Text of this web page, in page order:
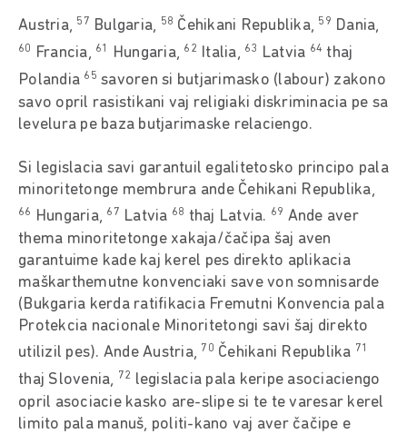
Austria, 57 Bulgaria, 58 Čehikani Republika, 59 Dania,
60 Francia, 61 Hungaria, 62 Italia, 63 Latvia 64 thaj
Polandia 65 savoren si butjarimasko (labour) zakono
savo opril rasistikani vaj religiaki diskriminacia pe sa
levelura pe baza butjarimaske relaciengo.
Si legislacia savi garantuil egalitetosko principo pala
minoritetonge membrura ande Čehikani Republika,
66 Hungaria, 67 Latvia 68 thaj Latvia. 69 Ande aver
thema minoritetonge xakaja/čačipa šaj aven
garantuime kade kaj kerel pes direkto aplikacia
maškarthemutne konvenciaki save von somnisarde
(Bukgaria kerda ratifikacia Fremutni Konvencia pala
Protekcia nacionale Minoritetongi savi šaj direkto
utilizil pes). Ande Austria, 70 Čehikani Republika 71
thaj Slovenia, 72 legislacia pala keripe asociaciengo
opril asociacie kasko are-slipe si te te varesar kerel
limito pala manuš, politi-kano vaj aver čačipe e